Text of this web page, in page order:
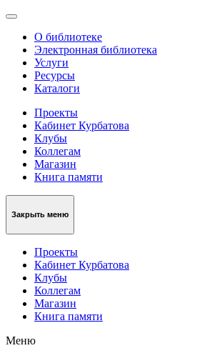
О библиотеке
Электронная библиотека
Услуги
Ресурсы
Каталоги
Проекты
Кабинет Курбатова
Клубы
Коллегам
Магазин
Книга памяти
Закрыть меню
Проекты
Кабинет Курбатова
Клубы
Коллегам
Магазин
Книга памяти
Меню